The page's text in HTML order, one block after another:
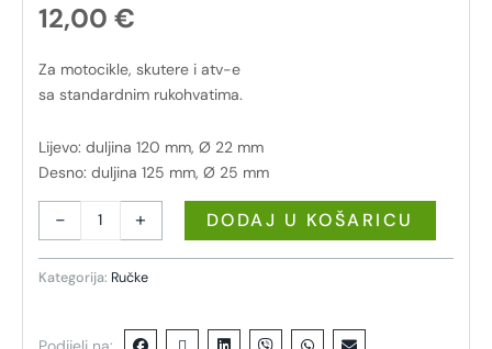
12,00 €
Za motocikle, skutere i atv-e
sa standardnim rukohvatima.
Lijevo: duljina 120 mm, Ø 22 mm
Desno: duljina 125 mm, Ø 25 mm
- + DODAJ U KOŠARICU
Kategorija: Ručke